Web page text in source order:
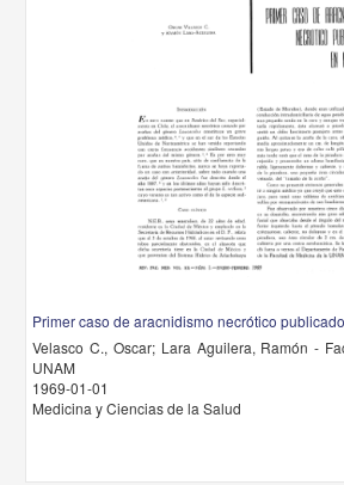
Primer caso de aracnidismo necrótico
Velasco C., Oscar; Lara Aguilera, Ramón -
UNAM
1969-01-01
Medicina y Ciencias de la Salud